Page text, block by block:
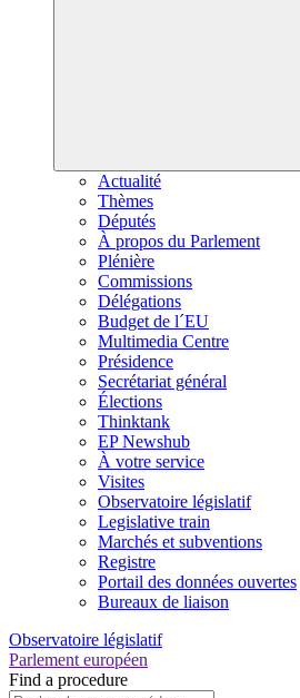
Actualité
Thèmes
Députés
À propos du Parlement
Plénière
Commissions
Délégations
Budget de l´EU
Multimedia Centre
Présidence
Secrétariat général
Élections
Thinktank
EP Newshub
À votre service
Visites
Observatoire législatif
Legislative train
Marchés et subventions
Registre
Portail des données ouvertes
Bureaux de liaison
Observatoire législatif
Parlement européen
Find a procedure